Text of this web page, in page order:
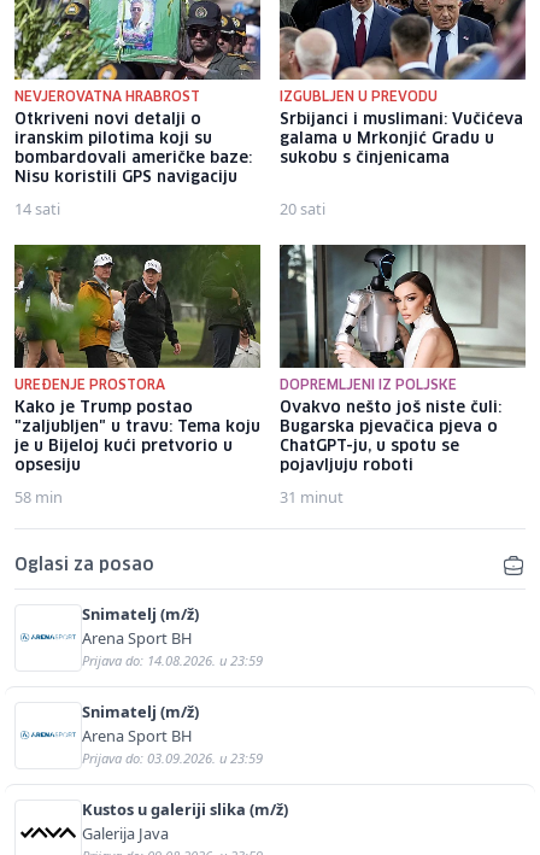
NEVJEROVATNA HRABROST
Otkriveni novi detalji o
iranskim pilotima koji su
bombardovali američke baze:
Nisu koristili GPS navigaciju
14 sati
IZGUBLJEN U PREVODU
Srbijanci i muslimani: Vučićeva
galama u Mrkonjić Gradu u
sukobu s činjenicama
20 sati
UREĐENJE PROSTORA
Kako je Trump postao
"zaljubljen" u travu: Tema koju
je u Bijeloj kući pretvorio u
opsesiju
58 min
DOPREMLJENI IZ POLJSKE
Ovakvo nešto još niste čuli:
Bugarska pjevačica pjeva o
ChatGPT-ju, u spotu se
pojavljuju roboti
31 minut
Oglasi za posao
Snimatelj (m/ž)
Arena Sport BH
Prijava do: 14.08.2026. u 23:59
Snimatelj (m/ž)
Arena Sport BH
Prijava do: 03.09.2026. u 23:59
Kustos u galeriji slika (m/ž)
Galerija Java